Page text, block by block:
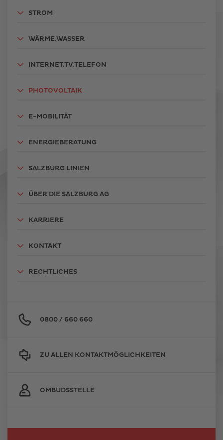
STROM
WÄRME.WASSER
INTERNET.TV.TELEFON
PHOTOVOLTAIK
E-MOBILITÄT
ENERGIEBERATUNG
SALZBURG LINIEN
ÜBER DIE SALZBURG AG
KARRIERE
KONTAKT
RECHTLICHES
0800 / 660 660
ZU ALLEN KONTAKTMÖGLICHKEITEN
OMBUDSSTELLE